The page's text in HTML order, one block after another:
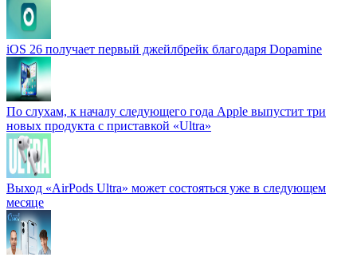
iOS 26 получает первый джейлбрейк благодаря Dopamine
По слухам, к началу следующего года Apple выпустит три
новых продукта с приставкой «Ultra»
Выход «AirPods Ultra» может состояться уже в следующем
месяце